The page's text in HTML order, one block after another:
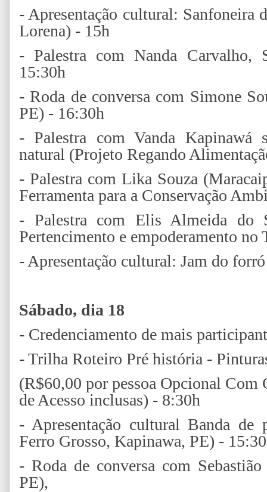
- Apresentação cultural:
Lorena) - 15h
- Palestra com Nanda Carvalho,
15:30h
- Roda de conversa com Simone
PE) - 16:30h
- Palestra com Vanda Kapinawá
natural (Projeto Regando
- Palestra com Lika Souza
Ferramenta para a Conservação
- Palestra com Elis Almeida do
Pertencimento e empoderamento
- Apresentação cultural: Jam do
Sábado, dia 18
- Credenciamento de mais
- Trilha Roteiro Pré história -
(R$60,00 por pessoa Opcional Com
de Acesso inclusas) - 8:30h
- Apresentação cultural Banda
Ferro Grosso, Kapinawa, PE) - 15:30
- Roda de conversa com
PE),